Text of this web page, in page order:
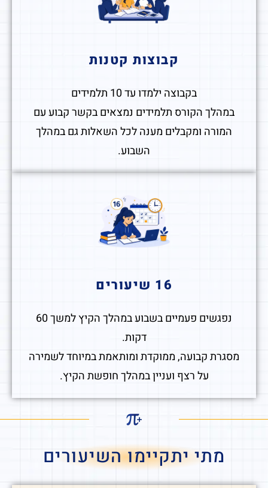
קבוצות קטנות
בקבוצה ילמדו עד 10 תלמידים
במהלך הקורס תלמידים נמצאים בקשר קבוע עם
המורה ומקבלים מענה לכל השאלות גם במהלך
השבוע.
16 שיעורים
נפגשים פעמיים בשבוע במהלך הקיץ למשך 60
דקות.
מסגרת קבועה, ממוקדת ומותאמת במיוחד לשמירה
על רצף ועניין במהלך חופשת הקיץ.
מתי יתקיימו השיעורים